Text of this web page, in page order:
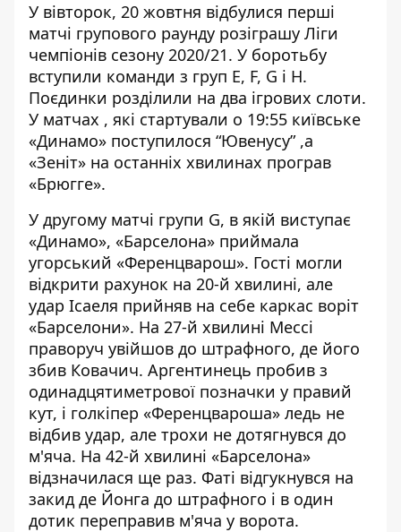
У вівторок, 20 жовтня відбулися перші
матчі групового раунду розіграшу Ліги
чемпіонів сезону 2020/21. У боротьбу
вступили команди з груп E, F, G і Н.
Поєдинки розділили на два ігрових слоти.
У матчах , які стартували о 19:55 київське
«Динамо» поступилося “Ювенусу”,а
«Зеніт» на останніх хвилинах програв
«Брюгге».
У другому матчі групи G, в якій виступає
«Динамо», «Барселона» приймала
угорський «Ференцварош». Гості могли
відкрити рахунок на 20-й хвилині, але
удар Ісаеля прийняв на себе каркас воріт
«Барселони». На 27-й хвилині Мессі
праворуч увійшов до штрафного, де його
збив Ковачич. Аргентинець пробив з
одинадцятиметрової позначки у правий
кут, і голкіпер «Ференцвароша» ледь не
відбив удар, але трохи не дотягнувся до
м'яча. На 42-й хвилині «Барселона»
відзначилася ще раз. Фаті відгукнувся на
закид де Йонга до штрафного і в один
дотик переправив м'яча у ворота.